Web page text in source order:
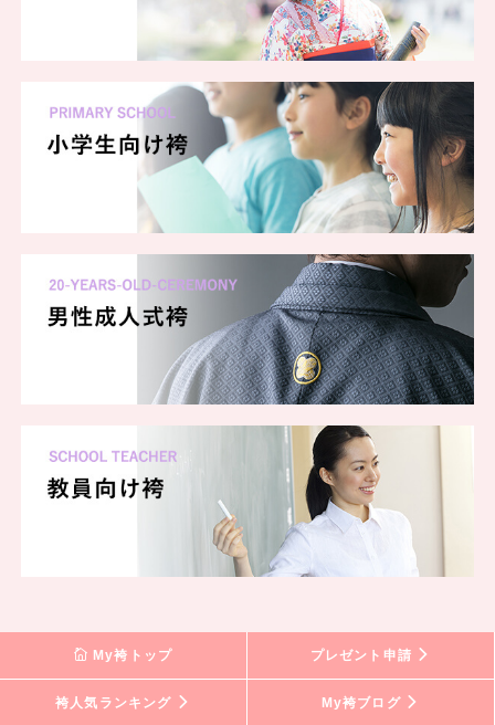
My袴トップ プレゼント申請
袴人気ランキング My袴ブログ